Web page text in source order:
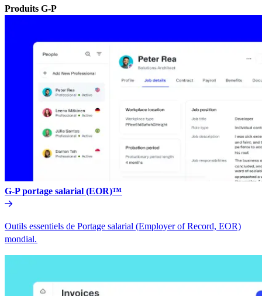
Produits G-P​​
G-P portage salarial (EOR)™​​
Outils essentiels de Portage salarial (Employer of Record, EOR)
mondial.​​